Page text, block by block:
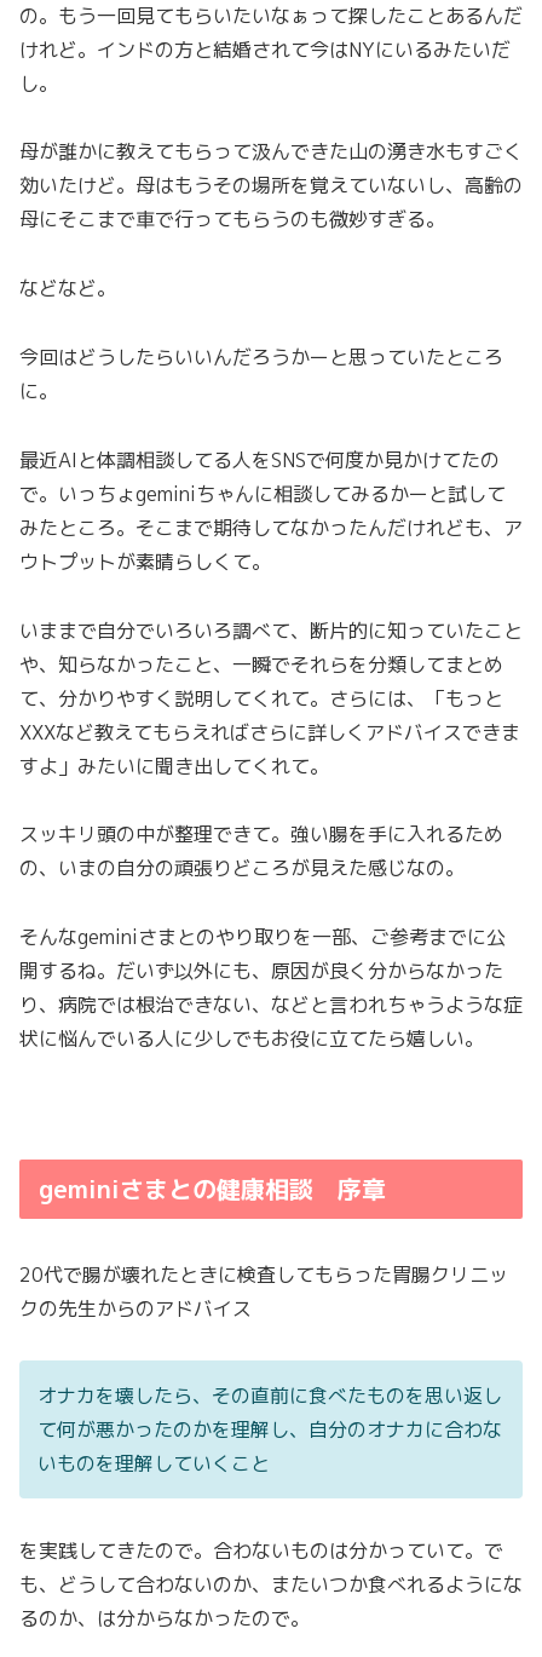
の。もう一回見てもらいたいなぁって探したことあるんだ
けれど。インドの方と結婚されて今はNYにいるみたいだ
し。
母が誰かに教えてもらって汲んできた山の湧き水もすごく
効いたけど。母はもうその場所を覚えていないし、高齢の
母にそこまで車で行ってもらうのも微妙すぎる。
などなど。
今回はどうしたらいいんだろうかーと思っていたところ
に。
最近AIと体調相談してる人をSNSで何度か見かけてたの
で。いっちょgeminiちゃんに相談してみるかーと試して
みたところ。そこまで期待してなかったんだけれども、ア
ウトプットが素晴らしくて。
いままで自分でいろいろ調べて、断片的に知っていたこと
や、知らなかったこと、一瞬でそれらを分類してまとめ
て、分かりやすく説明してくれて。さらには、「もっと
XXXなど教えてもらえればさらに詳しくアドバイスできま
すよ」みたいに聞き出してくれて。
スッキリ頭の中が整理できて。強い腸を手に入れるため
の、いまの自分の頑張りどころが見えた感じなの。
そんなgeminiさまとのやり取りを一部、ご参考までに公
開するね。だいず以外にも、原因が良く分からなかった
り、病院では根治できない、などと言われちゃうような症
状に悩んでいる人に少しでもお役に立てたら嬉しい。
geminiさまとの健康相談 序章
20代で腸が壊れたときに検査してもらった胃腸クリニッ
クの先生からのアドバイス
オナカを壊したら、その直前に食べたものを思い返し
て何が悪かったのかを理解し、自分のオナカに合わな
いものを理解していくこと
を実践してきたので。合わないものは分かっていて。で
も、どうして合わないのか、またいつか食べれるようにな
るのか、は分からなかったので。